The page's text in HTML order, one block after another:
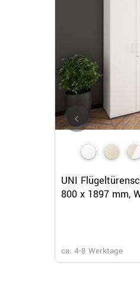
UNI
800 x 1897 mm,
ca. 4-8 Werktage